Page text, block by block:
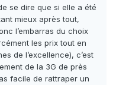
se dire que si elle a été
mieux après tout,
l’embarras du choix
les prix tout en
de l’excellence), c’est
de la 3G de près
facile de rattraper un